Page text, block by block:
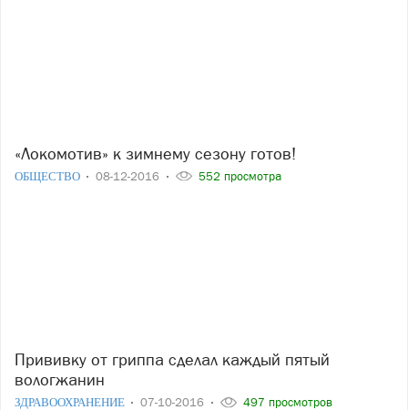
«Локомотив» к зимнему сезону готов!
ОБЩЕСТВО 08-12-2016 552 просмотра
Прививку от гриппа сделал каждый пятый
вологжанин
ЗДРАВООХРАНЕНИЕ 07-10-2016 497 просмотров